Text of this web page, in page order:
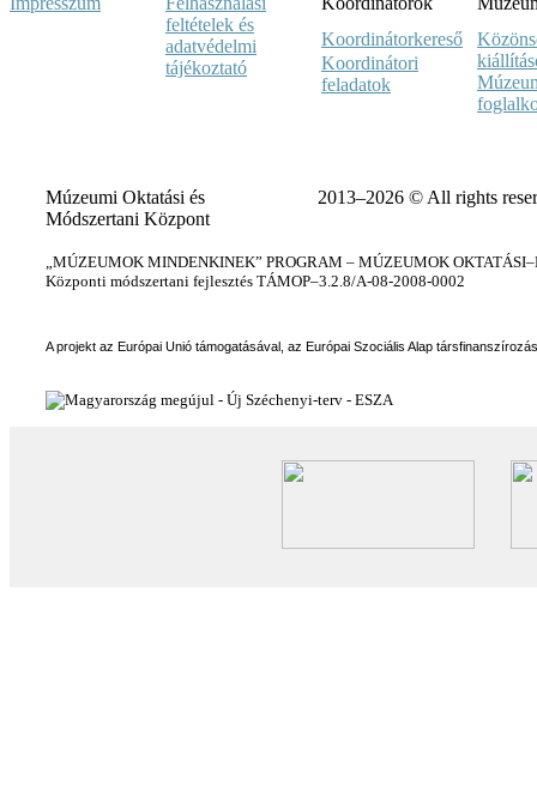
feltételek és
adatvédelmi
tájékoztató
Koordinátorkereső
Koordinátori
feladatok
Múzeumi Oktatási és
Módszertani Központ
2013–2026 © All rights
„MÚZEUMOK MINDENKINEK” PROGRAM – MÚZEUMOK
Központi módszertani fejlesztés TÁMOP–3.2.8/A-08-2008-0002
A projekt az Európai Unió támogatásával, az Európai Szociális Alap